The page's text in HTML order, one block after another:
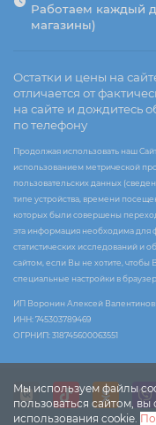
Мы используем файлы
пользоваться сайтом,
использования cookie.
Работаем каждый
магазины)
Остатки и цены на
отличается от
на сайте и дождитесь
по телефону
Продолжая использовать наш
использованием метрической
пользовательских данных
типе устройства, времени
которых были совершены
эта информация необходима для
статистических исследований и
сайтом, если Вы не хотите,
специальные настройки в
ИП Воронин Алексей
ИНН: 745303789469
ОГРНИП: 318745600063551